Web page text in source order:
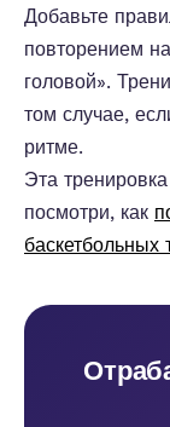
Добавьте
повторением
головой».
том случае,
ритме.
Эта
посмотри, как
баскетбольных